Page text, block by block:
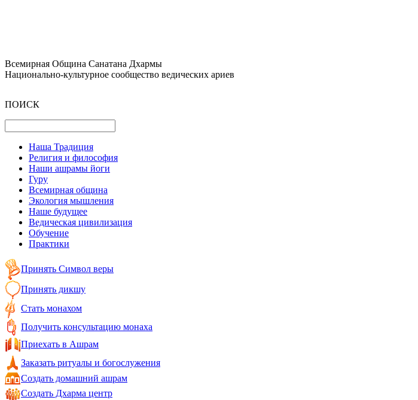
Всемирная Община Санатана Дхармы
Национально-культурное сообщество ведических ариев
ПОИСК
Наша Традиция
Религия и философия
Наши ашрамы йоги
Гуру
Всемирная община
Экология мышления
Наше будущее
Ведическая цивилизация
Обучение
Практики
Принять Символ веры
Принять дикшу
Стать монахом
Получить консультацию монаха
Приехать в Ашрам
Заказать ритуалы и богослужения
Создать домашний ашрам
Создать Дхарма центр